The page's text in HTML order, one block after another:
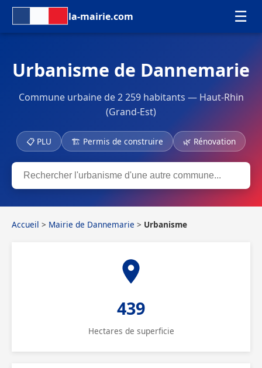
la-mairie.com ☰
Urbanisme de Dannemarie
Commune urbaine de 2 259 habitants — Haut-Rhin
(Grand-Est)
📋 PLU 🏗 Permis de construire 🌿 Rénovation
Accueil > Mairie de Dannemarie > Urbanisme
439
Hectares de superficie